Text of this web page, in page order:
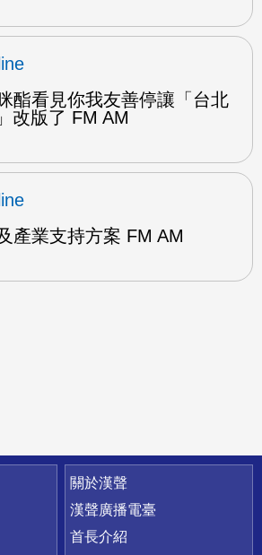
酯看見你我友善停讓「台北
改版了 FM AM
產業支持方案 FM AM
關於漢聲
漢聲廣播電臺
首長介紹